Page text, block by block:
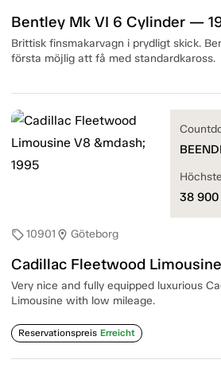
Bentley Mk VI 6 Cylinder —
Brittisk finsmakarvagn i prydligt skick.
första möjlig att få med standardkaross.
sell10901 location_on Göteborg
Cadillac Fleetwood
Very nice and fully equipped luxurious
Limousine with low mileage.
Reservationspreis Erreicht
38 900